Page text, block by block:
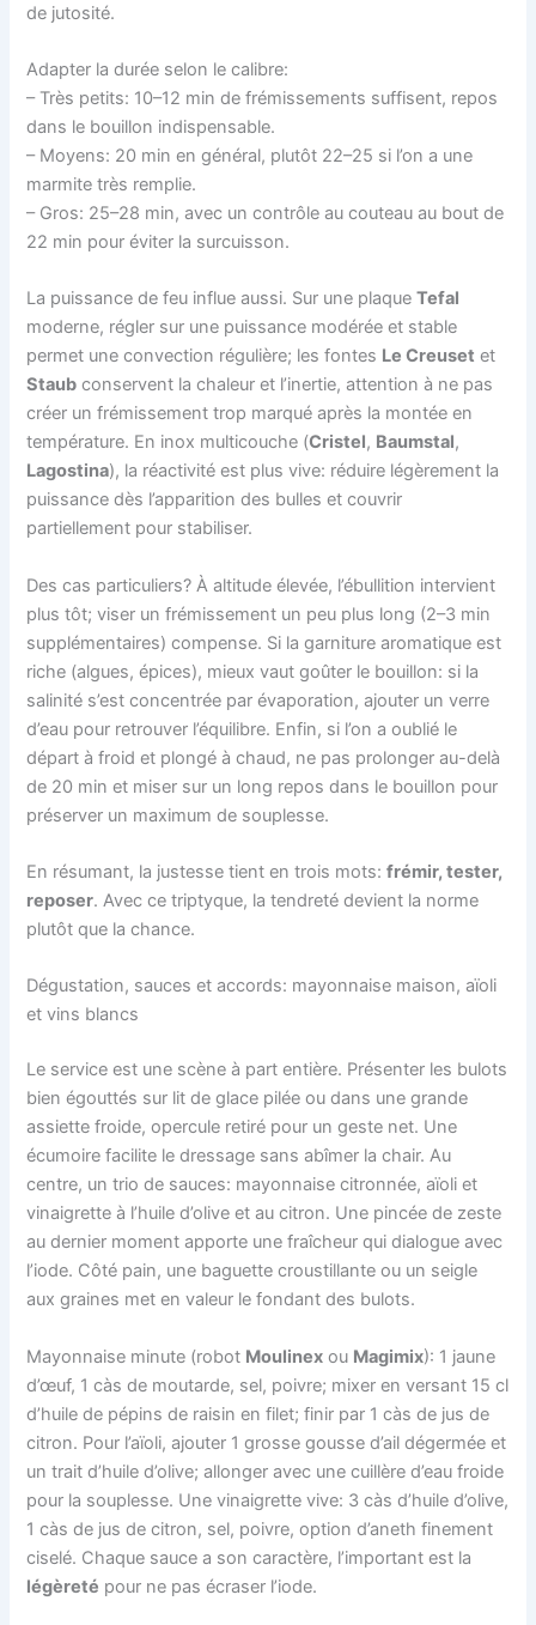
de jutosité.
Adapter la durée selon le calibre:
– Très petits: 10–12 min de frémissements suffisent, repos
dans le bouillon indispensable.
– Moyens: 20 min en général, plutôt 22–25 si l’on a une
marmite très remplie.
– Gros: 25–28 min, avec un contrôle au couteau au bout de
22 min pour éviter la surcuisson.
La puissance de feu influe aussi. Sur une plaqueTefal
moderne, régler sur une puissance modérée et stable
permet une convection régulière; les fontes Le Creuset et
Staub conservent la chaleur et l’inertie, attention à ne pas
créer un frémissement trop marqué après la montée en
température. En inox multicouche (Cristel, Baumstal,
Lagostina), la réactivité est plus vive: réduire légèrement la
puissance dès l’apparition des bulles et couvrir
partiellement pour stabiliser.
Des cas particuliers? À altitude élevée, l’ébullition intervient
plus tôt; viser un frémissement un peu plus long (2–3 min
supplémentaires) compense. Si la garniture aromatique est
riche (algues, épices), mieux vaut goûter le bouillon: si la
salinité s’est concentrée par évaporation, ajouter un verre
d’eau pour retrouver l’équilibre. Enfin, si l’on a oublié le
départ à froid et plongé à chaud, ne pas prolonger au-delà
de 20 min et miser sur un long repos dans le bouillon pour
préserver un maximum de souplesse.
En résumant, la justesse tient en trois mots:frémir, tester,
reposer. Avec ce triptyque, la tendreté devient la norme
plutôt que la chance.
Dégustation, sauces et accords: mayonnaise maison, aïoli
et vins blancs
Le service est une scène à part entière. Présenter les bulots
bien égouttés sur lit de glace pilée ou dans une grande
assiette froide, opercule retiré pour un geste net. Une
écumoire facilite le dressage sans abîmer la chair. Au
centre, un trio de sauces: mayonnaise citronnée, aïoli et
vinaigrette à l’huile d’olive et au citron. Une pincée de zeste
au dernier moment apporte une fraîcheur qui dialogue avec
l’iode. Côté pain, une baguette croustillante ou un seigle
aux graines met en valeur le fondant des bulots.
Mayonnaise minute (robot Moulinex ou Magimix): 1 jaune
d’œuf, 1 càs de moutarde, sel, poivre; mixer en versant 15 cl
d’huile de pépins de raisin en filet; finir par 1 càs de jus de
citron. Pour l’aïoli, ajouter 1 grosse gousse d’ail dégermée et
un trait d’huile d’olive; allonger avec une cuillère d’eau froide
pour la souplesse. Une vinaigrette vive: 3 càs d’huile d’olive,
1 càs de jus de citron, sel, poivre, option d’aneth finement
ciselé. Chaque sauce a son caractère, l’important est la
légèreté pour ne pas écraser l’iode.